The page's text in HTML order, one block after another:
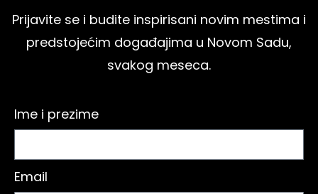
Prijavite se i budite inspirisani novim mestima i
predstojećim događajima u Novom Sadu,
svakog meseca.
Ime i prezime
Email